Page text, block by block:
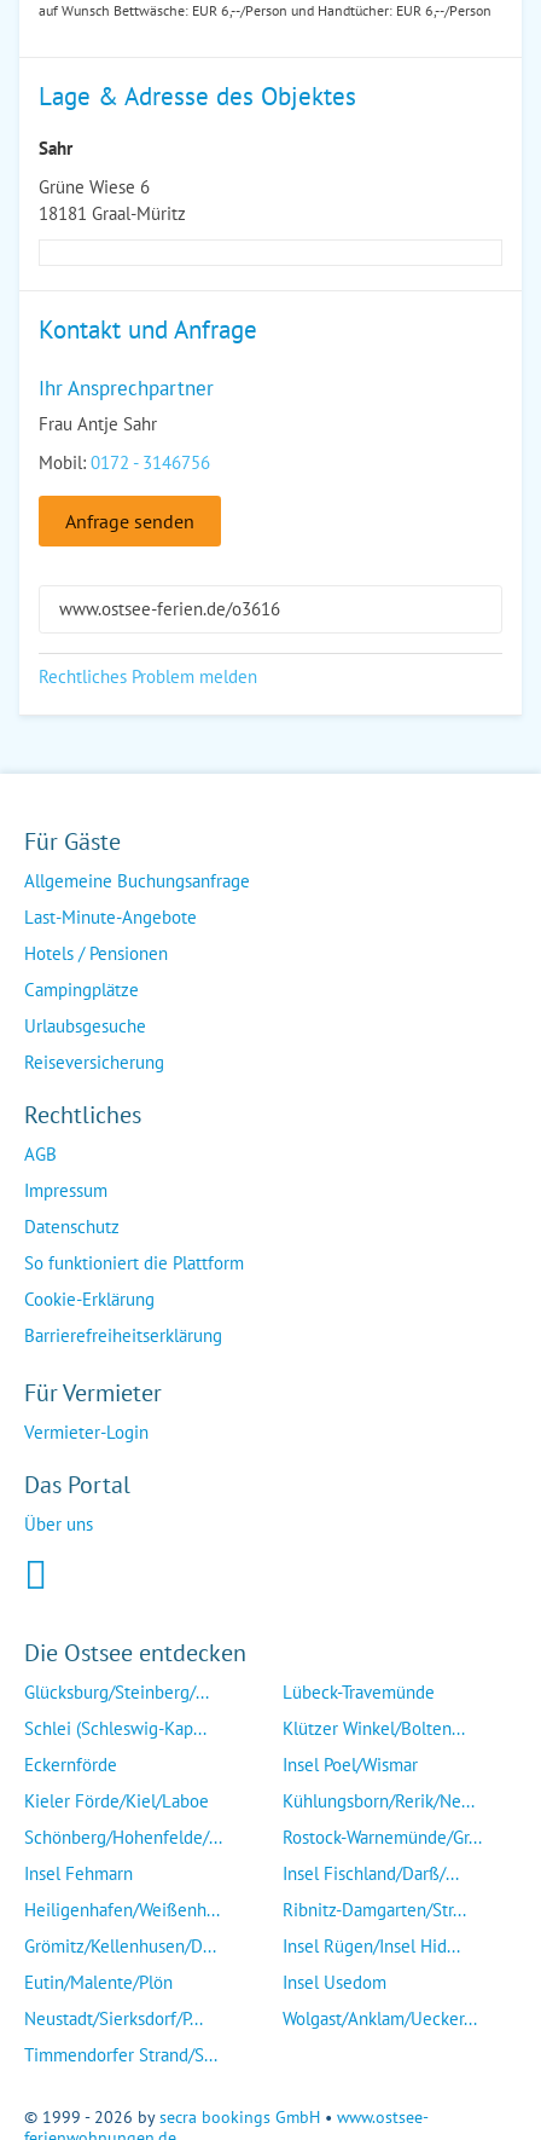
auf Wunsch Bettwäsche: EUR 6,--/Person und Handtücher: EUR 6,--/Person
Lage & Adresse des Objektes
Sahr
Grüne Wiese 6
18181 Graal-Müritz
Kontakt und Anfrage
Ihr Ansprechpartner
Frau Antje Sahr
Mobil: 0172 - 3146756
Anfrage senden
www.ostsee-ferien.de/o3616
Rechtliches Problem melden
Für Gäste
Allgemeine Buchungsanfrage
Last-Minute-Angebote
Hotels / Pensionen
Campingplätze
Urlaubsgesuche
Reiseversicherung
Rechtliches
AGB
Impressum
Datenschutz
So funktioniert die Plattform
Cookie-Erklärung
Barrierefreiheitserklärung
Für Vermieter
Vermieter-Login
Das Portal
Über uns
Die Ostsee entdecken
Glücksburg/Steinberg/...
Schlei (Schleswig-Kap...
Eckernförde
Kieler Förde/Kiel/Laboe
Schönberg/Hohenfelde/...
Insel Fehmarn
Heiligenhafen/Weißenh...
Grömitz/Kellenhusen/D...
Eutin/Malente/Plön
Neustadt/Sierksdorf/P...
Timmendorfer Strand/S...
Lübeck-Travemünde
Klützer Winkel/Bolten...
Insel Poel/Wismar
Kühlungsborn/Rerik/Ne...
Rostock-Warnemünde/Gr...
Insel Fischland/Darß/...
Ribnitz-Damgarten/Str...
Insel Rügen/Insel Hid...
Insel Usedom
Wolgast/Anklam/Uecker...
© 1999 - 2026 bysecra bookings GmbH • www.ostsee-